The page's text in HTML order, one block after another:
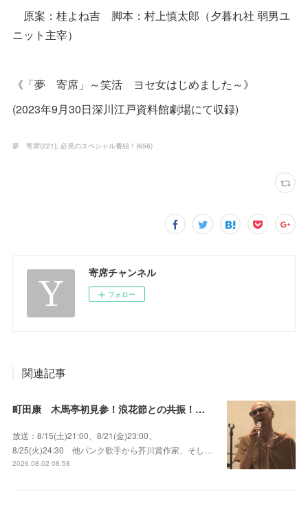
原案：桂よね吉 脚本：村上慎太郎（夕暮れ社 弱男ユ
ニット主宰）
《「夢 寄席」～笑活 ヨセ女はじめました～》
(2023年9月30日深川江戸資料館劇場にて収録)
夢 寄席(221) 必見のスペシャル番組！ (656)
寄席チャンネル
フォロー
関連記事
町田康 木馬亭初見参！浪花節との共振！～マチダ地蔵尊 他
放送：8/15(土)21:00、8/21(金)23:00、
8/25(火)24:30 他パンク歌手から芥川賞作家、そし…
2026.08.02 08:58